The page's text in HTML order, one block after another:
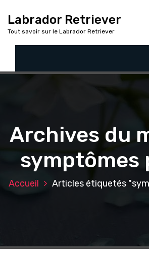
u
Labrador Retriever
Tout savoir sur le Labrador Retriever
Archives du
symptômes
Accueil Articles étiquetés